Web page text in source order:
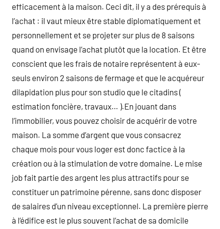
efficacement à la maison. Ceci dit, il y a des prérequis à
l’achat : il vaut mieux être stable diplomatiquement et
personnellement et se projeter sur plus de 8 saisons
quand on envisage l’achat plutôt que la location. Et être
conscient que les frais de notaire représentent à eux-
seuls environ 2 saisons de fermage et que le acquéreur
dilapidation plus pour son studio que le citadins (
estimation foncière, travaux… ).En jouant dans
l’immobilier, vous pouvez choisir de acquérir de votre
maison. La somme d’argent que vous consacrez
chaque mois pour vous loger est donc factice à la
création ou à la stimulation de votre domaine. Le mise
job fait partie des argent les plus attractifs pour se
constituer un patrimoine pérenne, sans donc disposer
de salaires d’un niveau exceptionnel. La première pierre
à l’édifice est le plus souvent l’achat de sa domicile